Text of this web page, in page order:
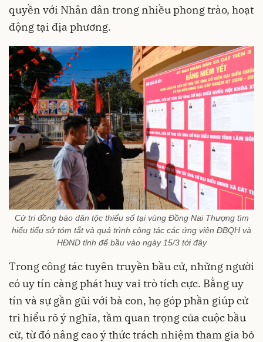
quyền với Nhân dân trong nhiều phong trào, hoạt
động tại địa phương.
Cử tri đồng bào dân tộc thiểu số tại vùng Đồng Nai Thượng tìm
hiểu tiểu sử tóm tắt và quá trình công tác các ứng viên ĐBQH và
HĐND tỉnh để bầu vào ngày 15/3 tới đây
Trong công tác tuyên truyền bầu cử, những người
có uy tín càng phát huy vai trò tích cực. Bằng uy
tín và sự gần gũi với bà con, họ góp phần giúp cử
tri hiểu rõ ý nghĩa, tầm quan trọng của cuộc bầu
cử, từ đó nâng cao ý thức trách nhiệm tham gia bỏ